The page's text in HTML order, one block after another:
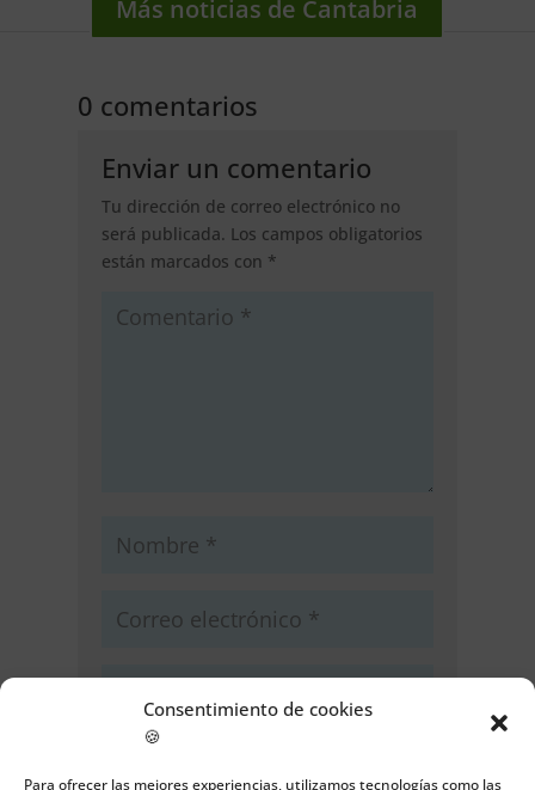
Consentimiento de cookies
🍪
Para ofrecer las mejores experiencias, utilizamos tecnologías como las
Más noticias de Cantabria
0 comentarios
Enviar un comentario
Tu dirección de correo electrónico no
será publicada. Los campos obligatorios
están marcados con *
electrónico y web en este navegador